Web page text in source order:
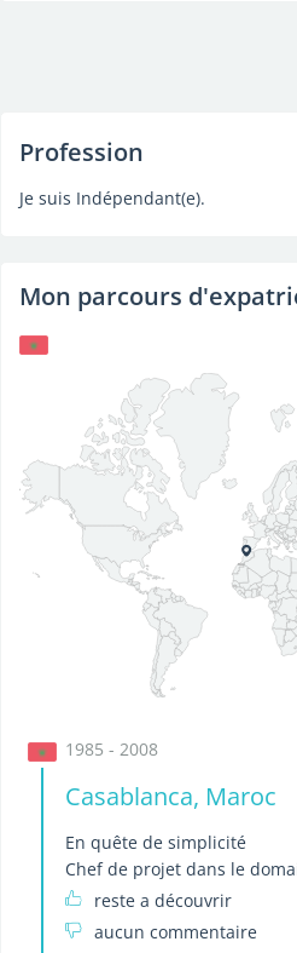
Profession
Je suis Indépendant(e).
Mon parcours
1985 - 2008
Casablanca, Maroc
En quête de simplicité
Chef de projet dans le
reste a découvrir
aucun commentaire